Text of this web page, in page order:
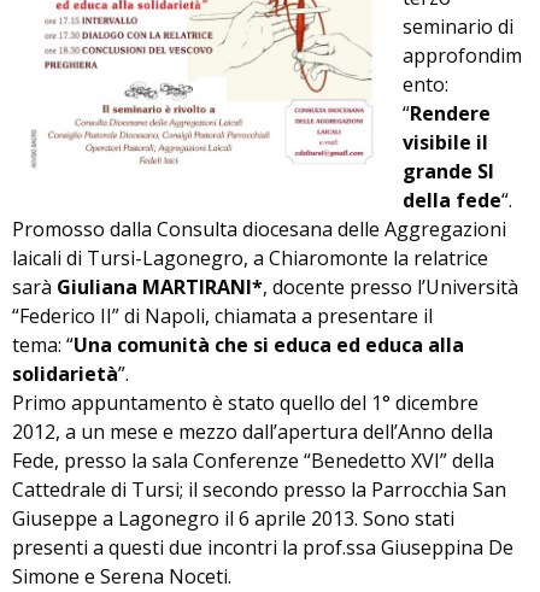
seminario di
approfondim
ento:
“Rendere
visibile il
grande SI
della fede“.
Promosso dalla Consulta diocesana delle Aggregazioni
laicali di Tursi-Lagonegro, a Chiaromonte la relatrice
sarà Giuliana MARTIRANI*, docente presso l’Università
“Federico II” di Napoli, chiamata a presentare il
tema: “Una comunità che si educa ed educa alla
solidarietà”.
Primo appuntamento è stato quello del 1° dicembre
2012, a un mese e mezzo dall’apertura dell’Anno della
Fede, presso la sala Conferenze “Benedetto XVI” della
Cattedrale di Tursi; il secondo presso la Parrocchia San
Giuseppe a Lagonegro il 6 aprile 2013. Sono stati
presenti a questi due incontri la prof.ssa Giuseppina De
Simone e Serena Noceti.